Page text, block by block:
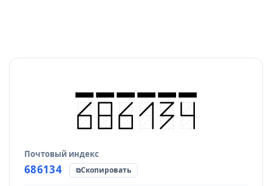
Почтовый индекс
686134 Скопировать
Источник данных